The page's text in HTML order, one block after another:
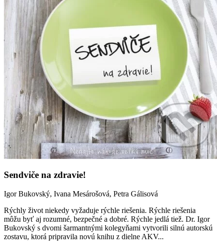
Sendviče na zdravie!
Igor Bukovský, Ivana Mesárošová, Petra Gálisová
Rýchly život niekedy vyžaduje rýchle riešenia. Rýchle riešenia
môžu byť aj rozumné, bezpečné a dobré. Rýchle jedlá tiež. Dr. Igor
Bukovský s dvomi šarmantnými kolegyňami vytvorili silnú autorskú
zostavu, ktorá pripravila novú knihu z dielne AKV...